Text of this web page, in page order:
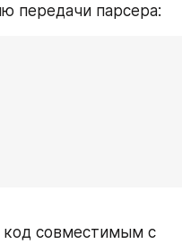
передачи парсера:
код совместимым с